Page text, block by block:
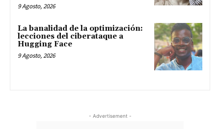
9 Agosto, 2026
La banalidad de la optimización:
lecciones del ciberataque a
Hugging Face
9 Agosto, 2026
- Advertisement -